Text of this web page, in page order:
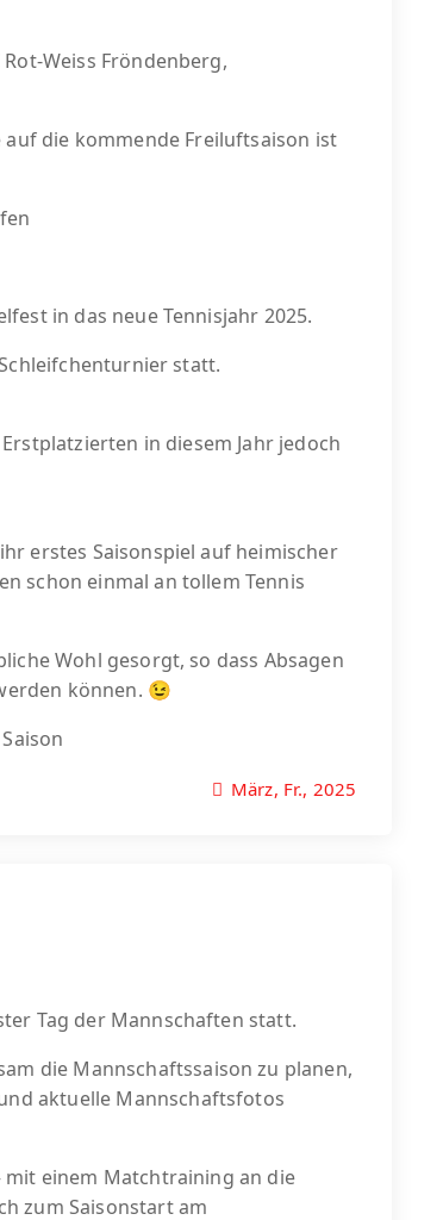
Weiss Fröndenberg,
die kommende Freiluftsaison ist
in das neue Tennisjahr 2025.
statt.
in diesem Jahr jedoch
erstes Saisonspiel auf heimischer
schon einmal an tollem Tennis
Wohl gesorgt, so dass Absagen
können. 😉
März, Fr., 2025
Tag der Mannschaften statt.
die Mannschaftssaison zu planen,
aktuelle Mannschaftsfotos
mit einem Matchtraining an die
zum Saisonstart am